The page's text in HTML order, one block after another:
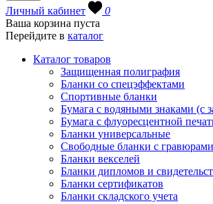
Личный кабинет
0
Ваша корзина пуста
Перейдите в каталог
Каталог товаров
Защищенная полиграфия
Бланки со спецэффектами
Спортивные бланки
Бумага с водяными знаками (с
Бумага с флуоресцентной
Бланки универсальные
Свободные бланки с гравюрами
Бланки векселей
Бланки дипломов и
Бланки сертификатов
Бланки складского учета